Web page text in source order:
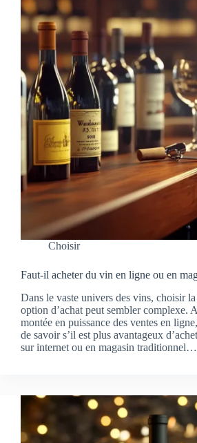
Choisir
Faut-il acheter du vin en ligne ou en
Dans le vaste univers des vins, choisir
option d’achat peut sembler complexe.
montée en puissance des ventes en
de savoir s’il est plus avantageux
sur internet ou en magasin traditionnel…